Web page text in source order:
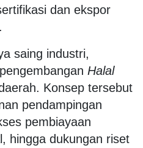
dan ekspor
saing industri,
Halal
Konsep tersebut
pendampingan
pembiayaan
hingga dukungan riset